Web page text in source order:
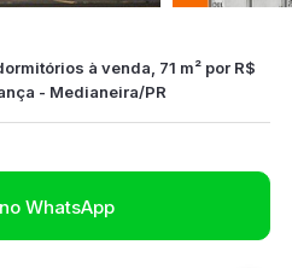
à venda, 71 m² por R$
- Medianeira/PR
WhatsApp